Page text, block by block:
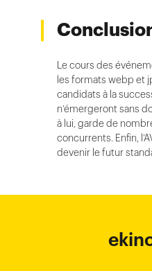
Le cours des
les formats webp et
candidats à la
n’émergeront sans
à lui, garde de
concurrents. Enfin,
devenir le futur
ekino
ekino